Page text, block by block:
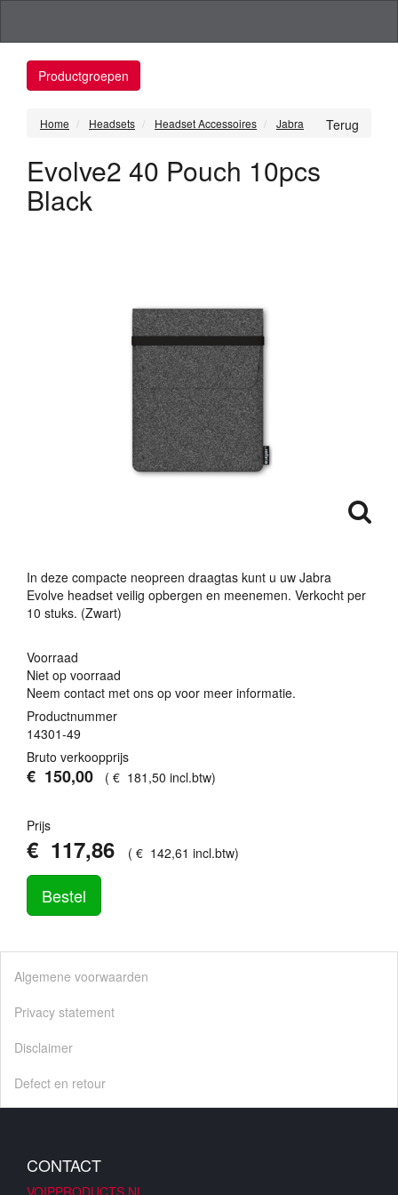
Productgroepen
Terug
Home Headsets Headset Accessoires Jabra
Evolve2 40 Pouch 10pcs
Black
In deze compacte neopreen draagtas kunt u uw Jabra
Evolve headset veilig opbergen en meenemen. Verkocht per
10 stuks. (Zwart)
Voorraad
Niet op voorraad
Neem contact met ons op voor meer informatie.
Productnummer
14301-49
Bruto verkoopprijs
€ 150,00 ( € 181 ,50 incl.btw)
Prijs
€ 117,86 ( € 142,61 incl.btw)
Bestel
Algemene voorwaarden
Privacy statement
Disclaimer
Defect en retour
CONTACT
VOIPPRODUCTS.NL